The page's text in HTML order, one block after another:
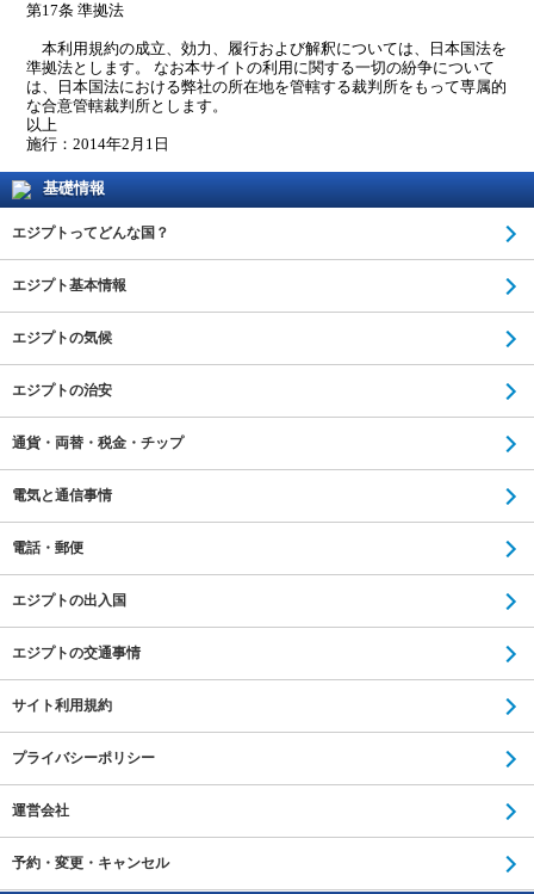
第17条 準拠法
本利用規約の成立、効力、履行および解釈については、日本国法を
準拠法とします。 なお本サイトの利用に関する一切の紛争について
は、日本国法における弊社の所在地を管轄する裁判所をもって専属的
な合意管轄裁判所とします。
以上
施行：2014年2月1日
基礎情報
エジプトってどんな国？
エジプト基本情報
エジプトの気候
エジプトの治安
通貨・両替・税金・チップ
電気と通信事情
電話・郵便
エジプトの出入国
エジプトの交通事情
サイト利用規約
プライバシーポリシー
運営会社
予約・変更・キャンセル